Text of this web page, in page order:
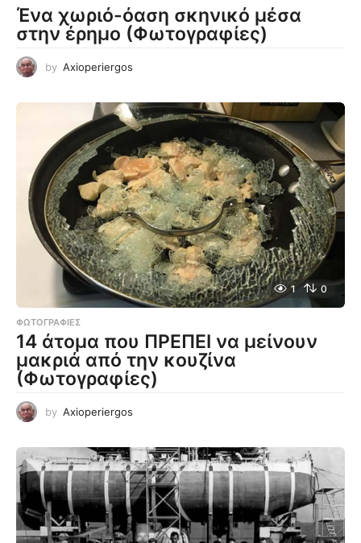
Ένα χωριό-όαση σκηνικό μέσα
στην έρημο (Φωτογραφίες)
by Axioperiergos
1 0
ΦΩΤΟΓΡΑΦΊΕΣ
14 άτομα που ΠΡΕΠΕΙ να μείνουν
μακριά από την κουζίνα
(Φωτογραφίες)
by Axioperiergos